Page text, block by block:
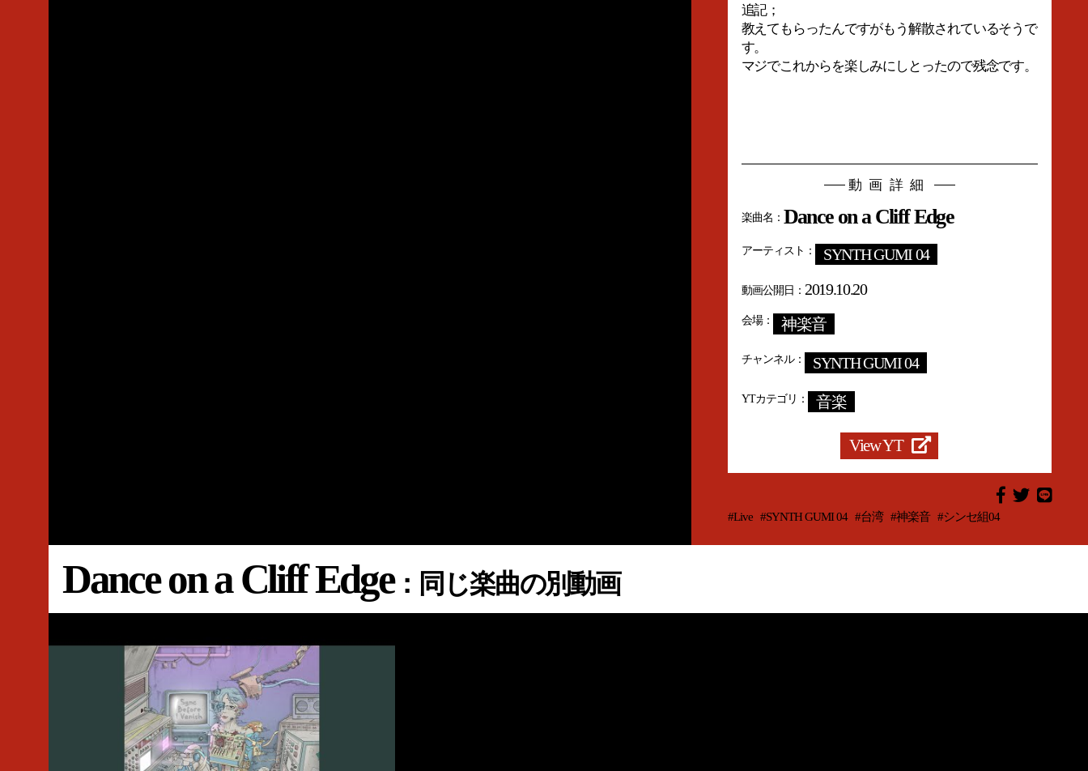
追記；
教えてもらったんですがもう解散されているそうで
す。
マジでこれからを楽しみにしとったので残念です。
動画詳細
楽曲名 Dance on a Cliff Edge
アーティスト SYNTH GUMI 04
動画公開日 2019.10.20
会場 神楽音
チャンネル SYNTH GUMI 04
YTカテゴリ 音楽
View YT
#Live #SYNTH GUMI 04 #台湾 #神楽音 #シンセ組04
Dance on a Cliff Edge：同じ楽曲の別動画